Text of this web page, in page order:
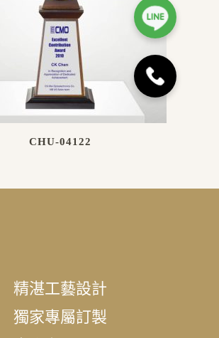
CHU-04122
精湛工藝設計
獨家專屬訂製